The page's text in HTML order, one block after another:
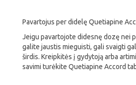
Pavartojus per didelę Quetiapine
Jeigu pavartojote didesnę dozę nei
galite jaustis mieguisti, gali svaigti
širdis. Kreipkitės į gydytoją arba
savimi turėkite Quetiapine Accord